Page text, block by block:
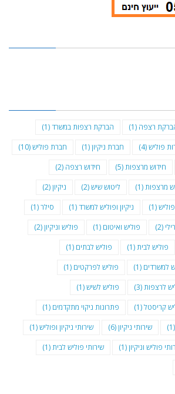
רצפה (1) הברקת רצפות במשרד(1)
פוליש(4) חברת ניקיון(1) חברת פוליש(10)
חידוש מרצפות(5) חידוש רצפה (2)
מרצפות(1) ליטוש שיש(2) ניקיון(2)
(1) ניקיון ופוליש למשרד(1) סילר(1)
(2) פוליש ואיטום (1) פוליש וניקיון(2)
פוליש לבית(1) פוליש לבתים (1)
למשרדים (1) פוליש לפרקטים (1)
לרצפות(3) פוליש לשיש(1)
קריסטל(1) פתרונות ניקוי מתקדמים (1)
(1) שירותי ניקיון(6) שירותי ניקיון ופוליש(1)
פוליש וניקיון(1) שירותי פוליש לבית(1)